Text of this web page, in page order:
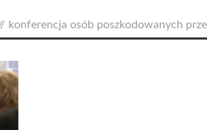
konferencja osób poszkodowanych